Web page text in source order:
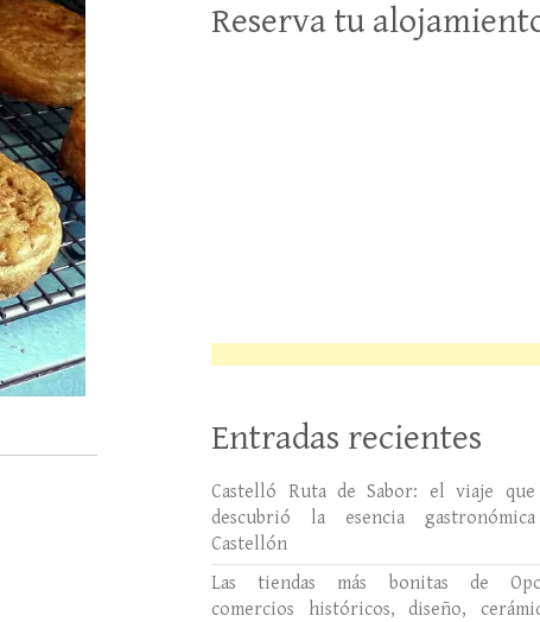
Reserva tu
Entradas recientes
Castelló Ruta de Sabor: el viaje que
descubrió la esencia
Castellón
Las tiendas más bonitas de
comercios históricos, diseño,